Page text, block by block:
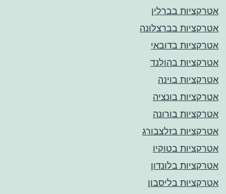
אטרקציות בברלין
אטרקציות בברצלונה
אטרקציות בדובאי
אטרקציות בהולנד
אטרקציות בוינה
אטרקציות בונציה
אטרקציות בורונה
אטרקציות בזלצבורג
אטרקציות בטוקיו
אטרקציות בלונדון
אטרקציות בליסבון